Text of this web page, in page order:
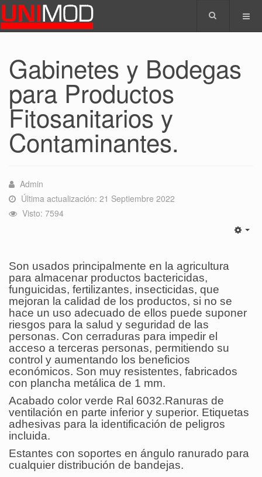
Gabinetes y Bodegas
para Productos
Fitosanitarios y
Contaminantes.
Admin
Última actualización: 21 Septiembre 2022
Visto: 7594
Son usados principalmente en la agricultura
para almacenar productos bactericidas,
funguicidas, fertilizantes, insecticidas, que
mejoran la calidad de los productos, si no se
hace un uso adecuado de ellos puede suponer
riesgos para la salud y seguridad de las
personas. Con cerraduras para impedir el
acceso a terceras personas, permitiendo su
control y aumentando los beneficios
económicos. Son muy resistentes, fabricados
con plancha metálica de 1 mm.
Acabado color verde Ral 6032.Ranuras de
ventilación en parte inferior y superior. Etiquetas
adhesivas para la identificación de peligros
incluida.
Estantes con soportes en ángulo ranurado para
cualquier distribución de bandejas.